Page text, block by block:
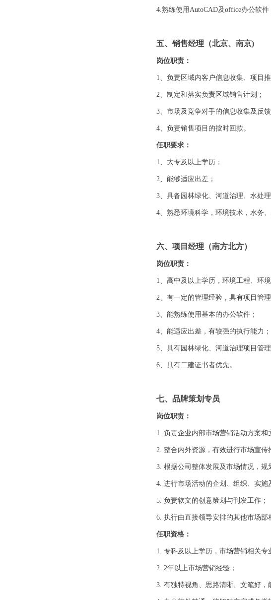
4.熟练使用AutoCAD及office办公软件
五、销售经理（北京、南京)
岗位职责：
1、负责区域内客户信息收集、项目推
2、制定和落实负责区域销售计划；
3、市场及竞争对手的信息收集及反馈
4、负责销售项目的按时回款。
任职要求：
1、大专及以上学历；
2、能够适应出差；
3、具备园林绿化、河道治理、水处
4、熟悉环境科学，环境技术，水务
六、项目经理（南方北方）
岗位职责：
1、高中及以上学历，环境工程、环
2、有一定的管理经验，具有项目管
3、能熟练使用基本的办公软件；
4、能适应出差，有较强的执行能力；
5、具有园林绿化、河道治理项目管理
6、具有二建证书者优先。
七、品牌策划专员
岗位职责：
1. 负责企业内部市场营销活动方案和
2. 整合内外资源，有效进行市场宣传
3. 根据公司整体发展及市场情况，规
4. 进行市场活动的企划、组织、实施
5. 负责软文的创意策划与刊发工作；
6. 执行由直接领导安排的其他市场部
任职资格：
1. 专科及以上学历，市场营销相关专
2. 2年以上市场营销经验；
3. 有独特视角、思路清晰、文笔好，